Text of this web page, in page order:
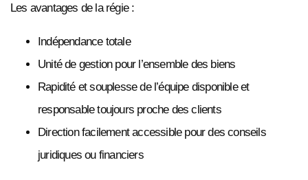
Les avantages de la régie :
Indépendance totale
Unité de gestion pour l’ensemble des biens
Rapidité et souplesse de l’équipe disponible et
responsable toujours proche des clients
Direction facilement accessible pour des conseils
juridiques ou financiers